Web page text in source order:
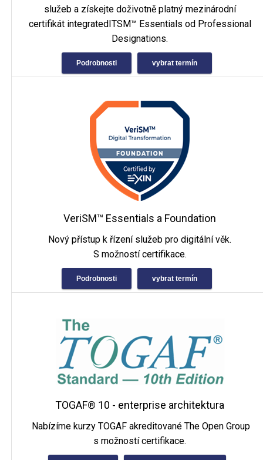
služeb a získejte doživotně platný mezinárodní
certifikát integratedITSM™ Essentials od Professional
Designations.
Podrobnosti vybrat termín
VeriSM™ Essentials a Foundation
Nový přístup k řízení služeb pro digitální věk.
S možností certifikace.
Podrobnosti vybrat termín
TOGAF® 10 - enterprise architektura
Nabízíme kurzy TOGAF akreditované The Open Group
s možností certifikace.